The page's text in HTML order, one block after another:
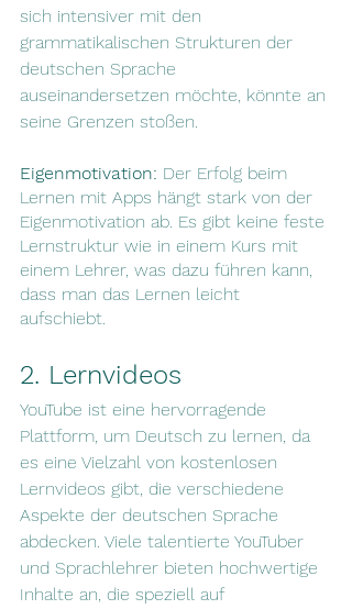
sich intensiver mit den
grammatikalischen Strukturen der
deutschen Sprache
auseinandersetzen möchte, könnte an
seine Grenzen stoßen.
Eigenmotivation: Der Erfolg beim
Lernen mit Apps hängt stark von der
Eigenmotivation ab. Es gibt keine feste
Lernstruktur wie in einem Kurs mit
einem Lehrer, was dazu führen kann,
dass man das Lernen leicht
aufschiebt.
2. Lernvideos
YouTube ist eine hervorragende
Plattform, um Deutsch zu lernen, da
es eine Vielzahl von kostenlosen
Lernvideos gibt, die verschiedene
Aspekte der deutschen Sprache
abdecken. Viele talentierte YouTuber
und Sprachlehrer bieten hochwertige
Inhalte an, die speziell auf